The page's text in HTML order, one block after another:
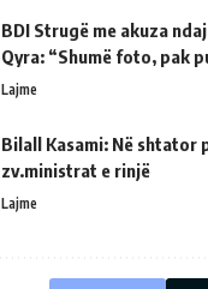
BDI Strugë me akuza
Qyra: “Shumë foto, pak
Lajme
Bilall Kasami: Në shtator
zv.ministrat e rinjë
Lajme